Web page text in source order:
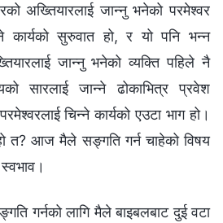
अख्तियारलाई जान्‍नु भनेको परमेश्‍वर
कार्यको सुरुवात हो, र यो पनि भन्‍न
जान्‍नु भनेको व्यक्ति पहिले नै
सारलाई जान्‍ने ढोकाभित्र प्रवेश
चिन्‍ने कार्यको एउटा भाग हो।
त? आज मैले सङ्गति गर्न चाहेको विषय
गर्नको लागि मैले बाइबलबाट दुई वटा